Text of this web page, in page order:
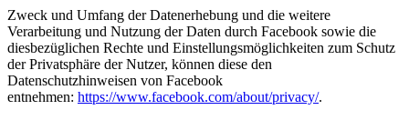
Zweck und Umfang der Datenerhebung und die weitere
Verarbeitung und Nutzung der Daten durch Facebook sowie die
diesbezüglichen Rechte und Einstellungsmöglichkeiten zum Schutz
der Privatsphäre der Nutzer, können diese den
Datenschutzhinweisen von Facebook
entnehmen: https://www.facebook.com/about/privacy/.